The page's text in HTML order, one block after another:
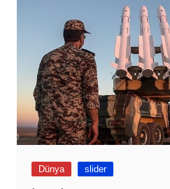
Dünya slider